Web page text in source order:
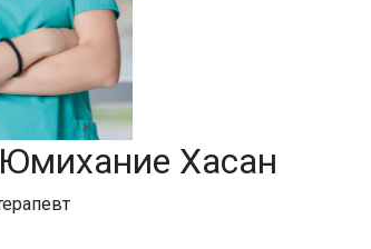
Хасан